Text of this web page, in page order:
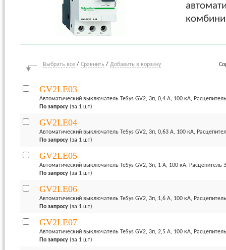
Выбрать все / Сравнить / Добавить в корзину
GV2LE03
Автоматический выключатель TeSys GV2, 3п, 0,4 А, 100 кА,
По запросу (за 1 шт)
GV2LE04
Автоматический выключатель TeSys GV2, 3п, 0,63 А, 100 кА,
По запросу (за 1 шт)
GV2LE05
Автоматический выключатель TeSys GV2, 3п, 1 А, 100 кА, Расцепитель
По запросу (за 1 шт)
GV2LE06
Автоматический выключатель TeSys GV2, 3п, 1,6 А, 100 кА,
По запросу (за 1 шт)
GV2LE07
Автоматический выключатель TeSys GV2, 3п, 2,5 А, 100 кА,
По запросу (за 1 шт)